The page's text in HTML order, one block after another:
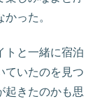
った。
トと一緒に宿泊
ていたのを見つ
起きたのかも思